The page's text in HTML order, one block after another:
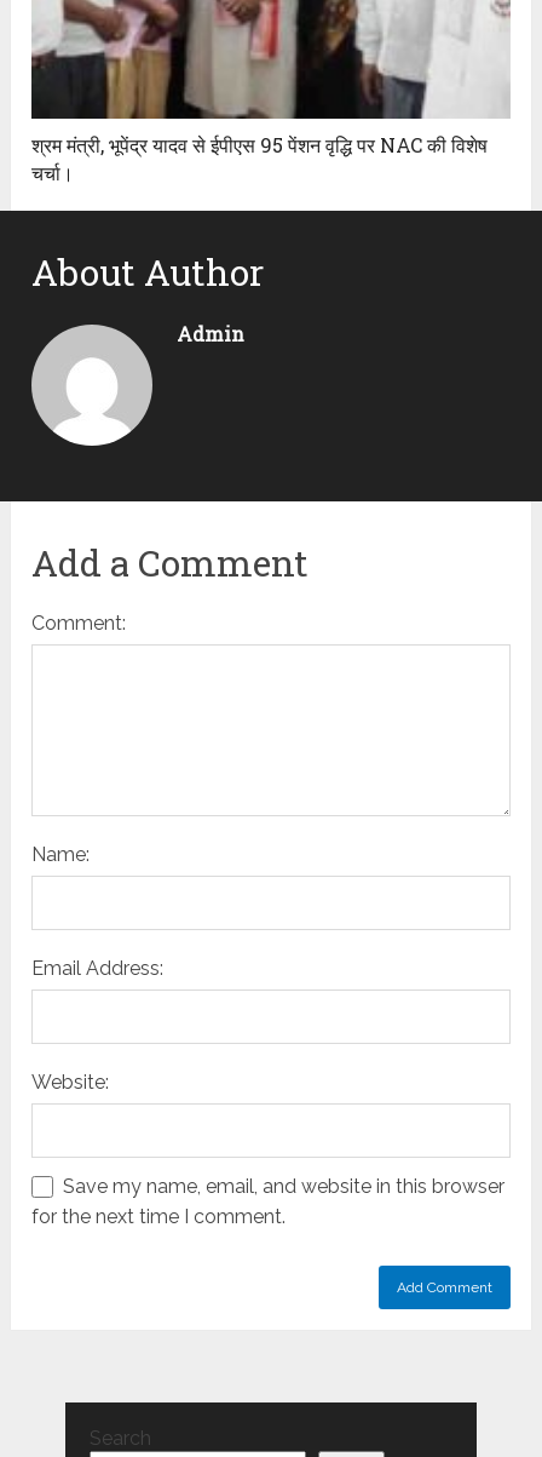
श्रम मंत्री, भूपेंद्र यादव से ईपीएस 95 पेंशन वृद्धि पर NAC की विशेष
चर्चा।
About Author
Admin
Add a Comment
Comment:
Name:
Email Address:
Website:
Save my name, email, and website in this browser
for the next time I comment.
Search